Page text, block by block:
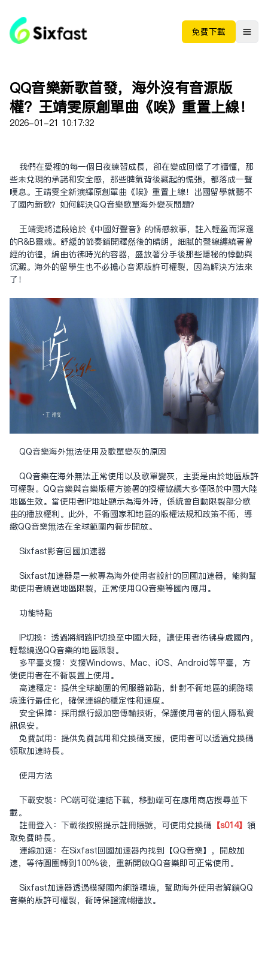
免费下载
QQ音樂新歌首發，海外沒有音源版
權？王靖雯原創單曲《唉》重置上線！
2026-01-21 10:17:32
我們在愛裡的每一個日夜練習成長，卻在變成回憶了才讀懂，那
些未兌現的承諾和安全感，那些脾氣背後藏起的慌張，都落成一聲
嘆息。王靖雯全新演繹原創單曲《唉》重置上線！出國留學就聽不
了國內新歌？如何解決QQ音樂歌單海外變灰問題？
王靖雯將這段始於《中國好聲音》的情感敘事，注入輕盈而深邃
的R&B靈魂。舒緩的節奏鋪開釋然後的晴朗，細膩的聲線纏繞著曾
經的彷徨，編曲彷彿時光的容器，盛放著分手後那些隱秘的悸動與
沉澱。海外的留學生也不必擔心音源版許可權制，因為解決方法來
了！
QQ音樂海外無法使用及歌單變灰的原因
QQ音樂在海外無法正常使用以及歌單變灰，主要是由於地區版許
可權制。QQ音樂與音樂版權方簽署的授權協議大多僅限於中國大陸
地區生效。當使用者IP地址顯示為海外時，系統會自動限制部分歌
曲的播放權利。此外，不同國家和地區的版權法規和政策不同，導
致QQ音樂無法在全球範圍內同步開放。
Sixfast影音回國加速器
Sixfast加速器是一款專為海外使用者設計的回國加速器，能夠幫
助使用者繞過地區限制，正常使用QQ音樂等國內應用。
功能特點
IP切換：透過將網路IP切換至中國大陸，讓使用者彷彿身處國內，
輕鬆繞過QQ音樂的地區限制。
多平臺支援：支援Windows、Mac、iOS、Android等平臺，方
便使用者在不同裝置上使用。
高速穩定：提供全球範圍的伺服器節點，針對不同地區的網路環
境進行最佳化，確保連線的穩定性和速度。
安全保障：採用銀行級加密傳輸技術，保護使用者的個人隱私資
訊保安。
免費試用：提供免費試用和兌換碼支援，使用者可以透過兌換碼
領取加速時長。
使用方法
下載安裝：PC端可從連結下載，移動端可在應用商店搜尋並下
載。
註冊登入：下載後按照提示註冊賬號，可使用兌換碼 【s014】 領
取免費時長。
連線加速：在Sixfast回國加速器內找到【QQ音樂】，開啟加
速，等待圓圈轉到100%後，重新開啟QQ音樂即可正常使用。
Sixfast加速器透過模擬國內網路環境，幫助海外使用者解鎖QQ
音樂的版許可權制，同時保證流暢播放。